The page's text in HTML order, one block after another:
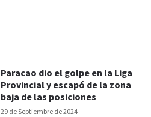
29 de Septiembre de 2024
Paracao dio el golpe en la Liga
Provincial y escapó de la zona
baja de las posiciones